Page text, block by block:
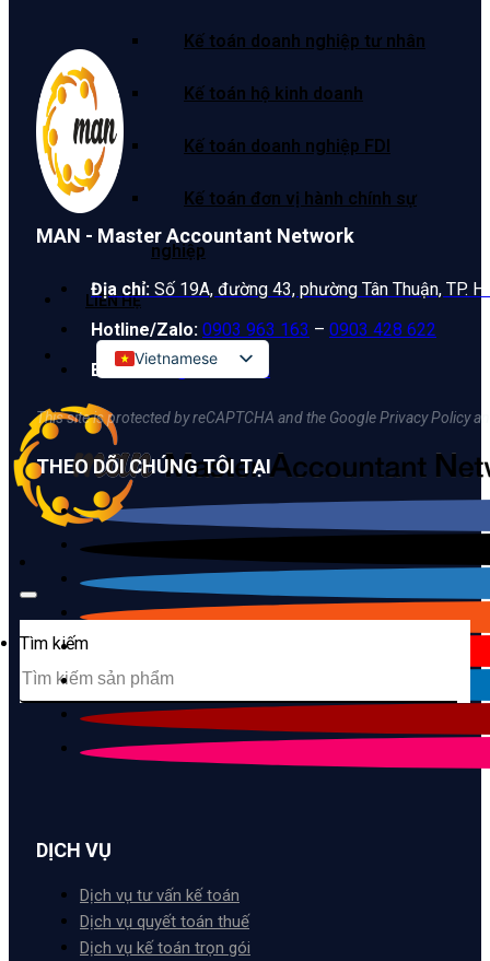
Kế toán doanh nghiệp tư nhân
Kế toán hộ kinh doanh
Kế toán doanh nghiệp FDI
Kế toán đơn vị hành chính sự
nghiệp
LIÊN HỆ
Vietnamese
Russian
Korean
Japanese
Chinese
Tìm kiếm
MAN - Master Accountant Network
Địa chỉ: Số 19A, đường 43, phường Tân Thuận, TP.
Hotline/Zalo: 0903 963 163 – 0903 428 622
Email: man@man.net.vn
This site is protected by reCAPTCHA and the Google Privacy Policy
THEO DÕI CHÚNG TÔI TẠI
DỊCH VỤ
Dịch vụ tư vấn kế toán
Dịch vụ quyết toán thuế
Dịch vụ kế toán trọn gói